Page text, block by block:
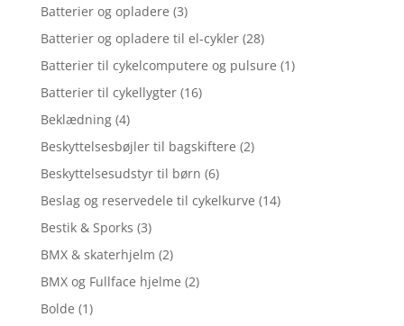
Batterier og opladere (3)
Batterier og opladere til el-cykler (28)
Batterier til cykelcomputere og pulsure (1)
Batterier til cykellygter (16)
Beklædning (4)
Beskyttelsesbøjler til bagskiftere (2)
Beskyttelsesudstyr til børn (6)
Beslag og reservedele til cykelkurve (14)
Bestik & Sporks (3)
BMX & skaterhjelm (2)
BMX og Fullface hjelme (2)
Bolde (1)